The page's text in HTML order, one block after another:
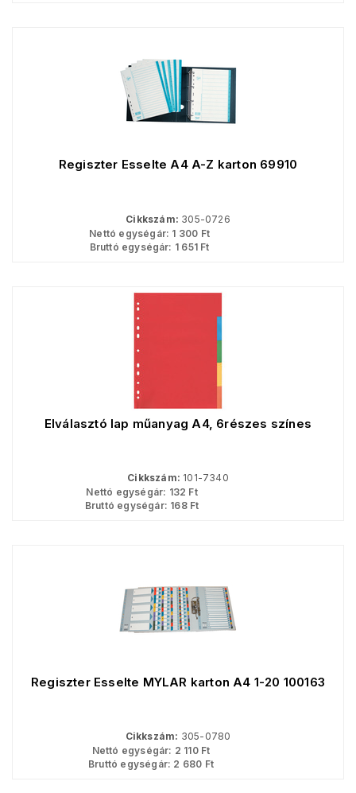
Regiszter Esselte A4 A-Z karton 69910
Cikkszám: 305-0726
Nettó egységár: 1 300 Ft
Bruttó egységár: 1 651Ft
Elválasztó lap műanyag A4, 6részes színes
Cikkszám: 101-7340
Nettó egységár: 132 Ft
Bruttó egységár: 168Ft
Regiszter Esselte MYLAR karton A4 1-20 100163
Cikkszám: 305-0780
Nettó egységár: 2 110Ft
Bruttó egységár: 2 680 Ft